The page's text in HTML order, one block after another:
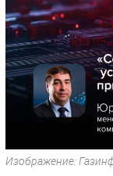
Outsourcing
Кадры
Регулирование
Финансы
Web
Безопасность
Инновации
Изображение: